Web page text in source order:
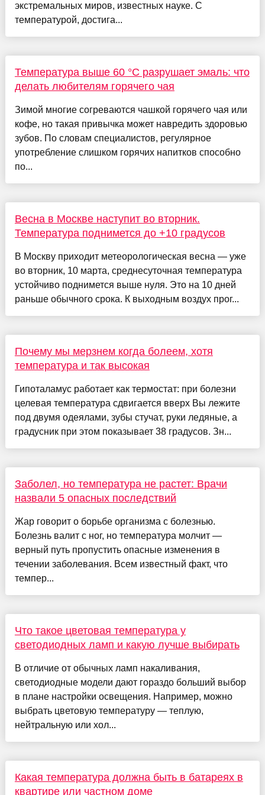
экстремальных миров, известных науке. С
температурой, достига...
Температура выше 60 °C разрушает эмаль: что
делать любителям горячего чая
Зимой многие согреваются чашкой горячего чая или
кофе, но такая привычка может навредить здоровью
зубов. По словам специалистов, регулярное
употребление слишком горячих напитков способно
по...
Весна в Москве наступит во вторник.
Температура поднимется до +10 градусов
В Москву приходит метеорологическая весна — уже
во вторник, 10 марта, среднесуточная температура
устойчиво поднимется выше нуля. Это на 10 дней
раньше обычного срока. К выходным воздух прог...
Почему мы мерзнем когда болеем, хотя
температура и так высокая
Гипоталамус работает как термостат: при болезни
целевая температура сдвигается вверх Вы лежите
под двумя одеялами, зубы стучат, руки ледяные, а
градусник при этом показывает 38 градусов. Зн...
Заболел, но температура не растет: Врачи
назвали 5 опасных последствий
Жар говорит о борьбе организма с болезнью.
Болезнь валит с ног, но температура молчит —
верный путь пропустить опасные изменения в
течении заболевания. Всем известный факт, что
темпер...
Что такое цветовая температура у
светодиодных ламп и какую лучше выбирать
В отличие от обычных ламп накаливания,
светодиодные модели дают гораздо больший выбор
в плане настройки освещения. Например, можно
выбрать цветовую температуру — теплую,
нейтральную или хол...
Какая температура должна быть в батареях в
квартире или частном доме